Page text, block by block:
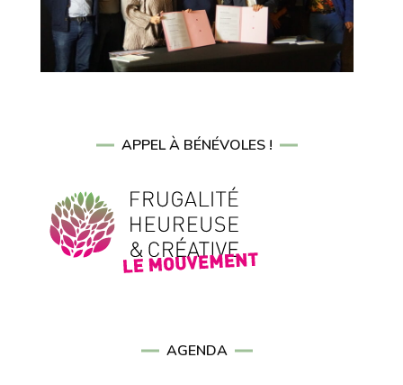
APPEL À BÉNÉVOLES !
AGENDA